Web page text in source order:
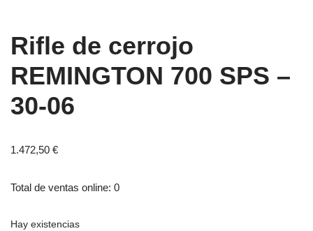
Rifle de cerrojo
REMINGTON 700 SPS –
30-06
1.472,50 €
Total de ventas online: 0
Hay existencias